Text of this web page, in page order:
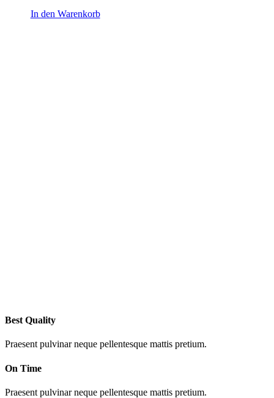
In den Warenkorb
Best Quality
Praesent pulvinar neque pellentesque mattis pretium.
On Time
Praesent pulvinar neque pellentesque mattis pretium.